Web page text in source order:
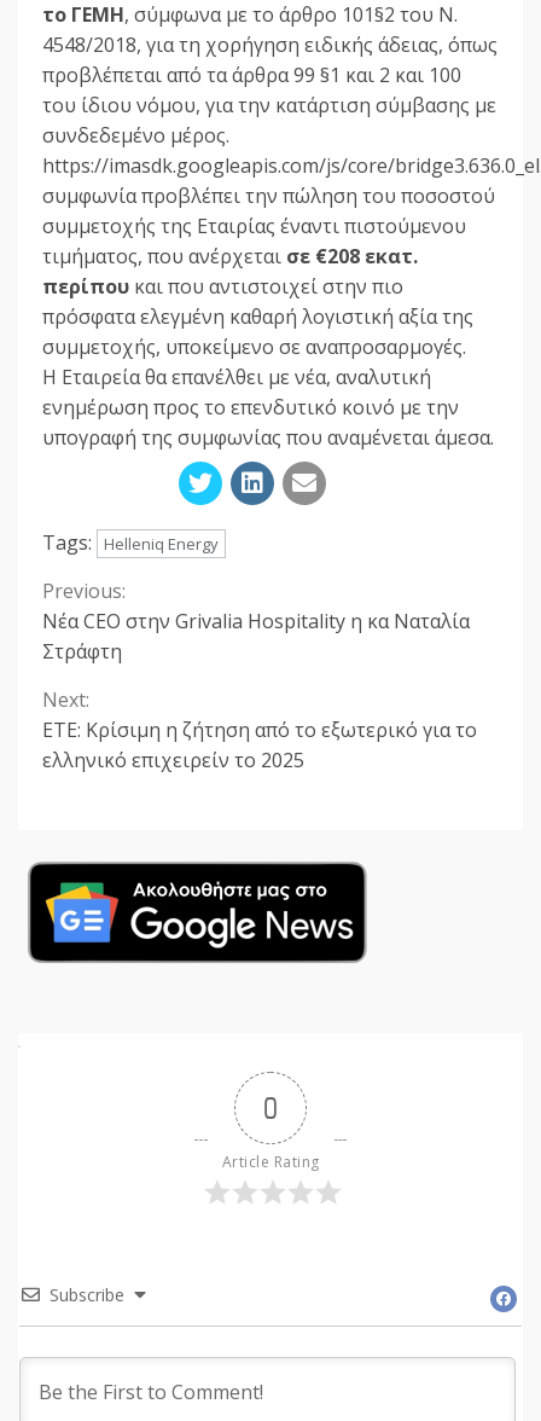
το ΓΕΜΗ, σύμφωνα με το άρθρο 101§2 του Ν.
4548/2018, για τη χορήγηση ειδικής άδειας, όπως
προβλέπεται από τα άρθρα 99 §1 και 2 και 100
του ίδιου νόμου, για την κατάρτιση σύμβασης με
συνδεδεμένο μέρος.
https://imasdk.googleapis.com/js/core/
συμφωνία προβλέπει την πώληση του ποσοστού
συμμετοχής της Εταιρίας έναντι πιστούμενου
τιμήματος, που ανέρχεται σε €208 εκατ.
περίπου και που αντιστοιχεί στην πιο
πρόσφατα ελεγμένη καθαρή λογιστική αξία της
συμμετοχής, υποκείμενο σε αναπροσαρμογές.
Η Εταιρεία θα επανέλθει με νέα, αναλυτική
ενημέρωση προς το επενδυτικό κοινό με την
υπογραφή της συμφωνίας που αναμένεται άμεσα.
Tags: Helleniq Energy
Continue
Reading
Previous:
Νέα CEO στην Grivalia Hospitality η κα Ναταλία
Στράφτη
Next:
ETE: Κρίσιμη η ζήτηση από το εξωτερικό για το
ελληνικό επιχειρείν το 2025
0
Article Rating
Subscribe